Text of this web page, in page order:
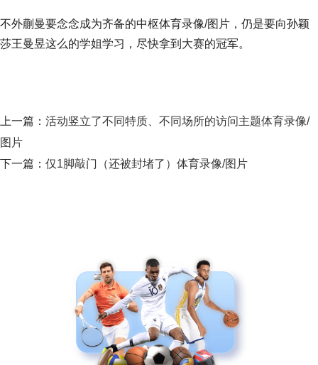
不外蒯曼要念念成为齐备的中枢体育录像/图片，仍是要向孙颖
莎王曼昱这么的学姐学习，尽快拿到大赛的冠军。
上一篇： 活动竖立了不同特质、不同场所的访问主题体育录像/
图片
下一篇： 仅1脚敲门（还被封堵了）体育录像/图片